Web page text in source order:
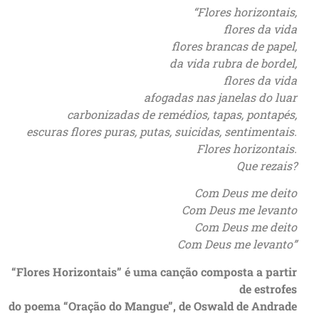
“Flores horizontais,
flores da vida
flores brancas de papel,
da vida rubra de bordel,
flores da vida
afogadas nas janelas do luar
carbonizadas de remédios, tapas, pontapés,
escuras flores puras, putas, suicidas, sentimentais.
Flores horizontais.
Que rezais?
Com Deus me deito
Com Deus me levanto
Com Deus me deito
Com Deus me levanto”
“Flores Horizontais” é uma canção composta a partir
de estrofes
do poema “Oração do Mangue”, de Oswald de Andrade